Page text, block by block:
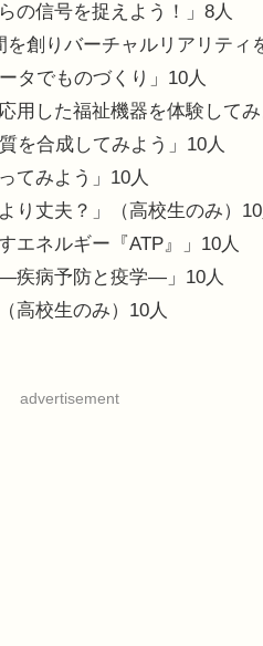
の信号を捉えよう！」8人
を創りバーチャルリアリティ
タでものづくり」10人
用した福祉機器を体験して
を合成してみよう」10人
てみよう」10人
り丈夫？」（高校生のみ）10
エネルギー『ATP』」10人
―疾病予防と疫学―」10人
高校生のみ）10人
advertisement